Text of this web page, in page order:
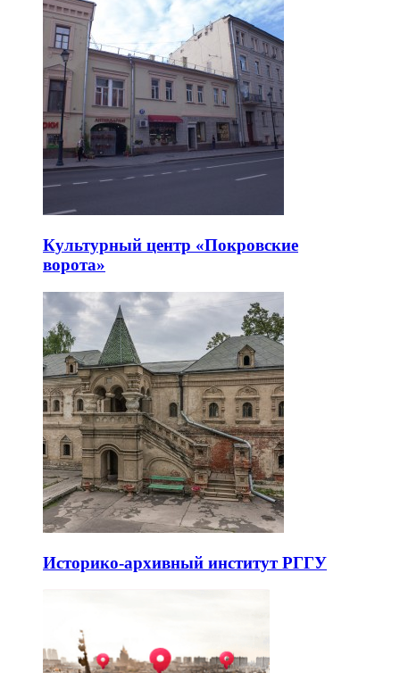
Культурный центр «Покровские
ворота»
Историко-архивный институт РГГУ